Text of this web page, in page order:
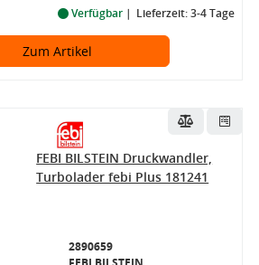
Verfügbar Lieferzeit: 3-4 Tage
Zum Artikel
FEBI BILSTEIN Druckwandler,
Turbolader febi Plus 181241
2890659